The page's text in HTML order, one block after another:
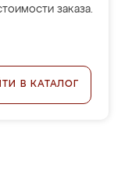
заказа.
В КАТАЛОГ